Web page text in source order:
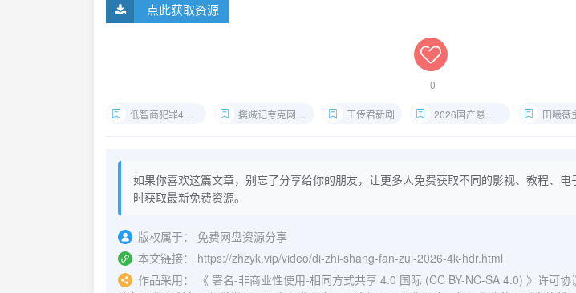
点此获取资源
0
低智商犯罪4K资源 擒贼记夸克网盘下载 王传君新剧 2026国产悬疑剧 田曦薇
如果你喜欢这篇文章，别忘了分享给你的朋友，让更多人免费获取不同的影视、教程、
时获取最新免费资源。
版权属于：
免费网盘资源分享
本文链接：
https://zhzyk.vip/video/di-zhi-shang-fan-zui-2026-4k-hdr.html
作品采用：
《 署名-非商业性使用-相同方式共享 4.0 国际 (CC BY-NC-SA 4.0) 》许可协